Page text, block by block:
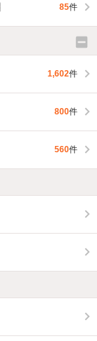
85件
1,602件
800件
560件